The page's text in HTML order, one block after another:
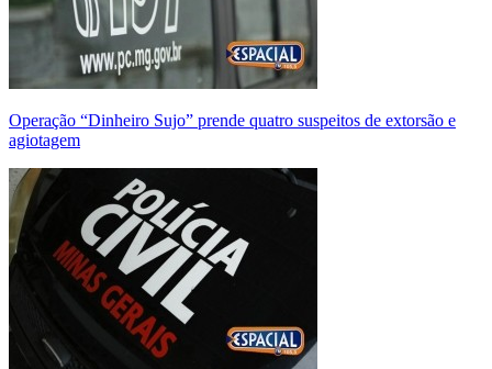
Operação “Dinheiro Sujo” prende quatro suspeitos de extorsão e
agiotagem